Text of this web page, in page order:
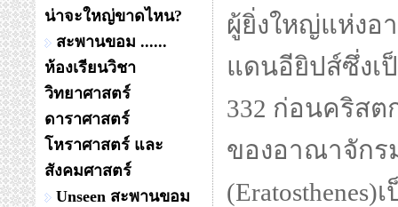
น่าจะใหญ่ขาดไหน?
สะพานขอม ......
ห้องเรียนวิชา
วิทยาศาสตร์
ดาราศาสตร์
โหราศาสตร์ และ
สังคมศาสตร์
Unseen สะพานขอม
ผู้ยิ่งใหญ่แห่งอ
แดนอียิปส์ซึ่งเ
332 ก่อนคริส
ของอาณาจักร